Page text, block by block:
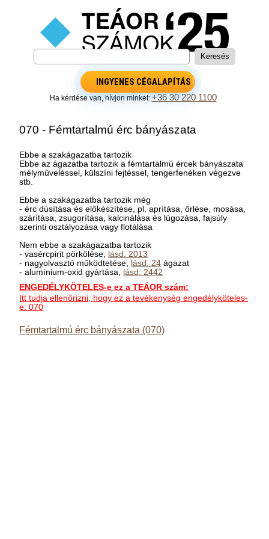
INGYENES CÉGALAPÍTÁS
Ha kérdése van, hívjon minket:+36 30 220 1100
070 - Fémtartalmú érc bányászata
Ebbe a szakágazatba tartozik
Ebbe az ágazatba tartozik a fémtartalmú ércek bányászata
mélyműveléssel, külszíni fejtéssel, tengerfenéken végezve
stb.
Ebbe a szakágazatba tartozik még
- érc dúsítása és előkészítése, pl. aprítása, őrlése, mosása,
szárítása, zsugorítása, kalcinálása és lúgozása, fajsúly
szerinti osztályozása vagy flotálása
Nem ebbe a szakágazatba tartozik
- vasércpirit pörkölése, lásd: 2013
- nagyolvasztó működtetése, lásd: 24 ágazat
- alumínium-oxid gyártása, lásd: 2442
ENGEDÉLYKÖTELES-e ez a TEÁOR szám:
Itt tudja ellenőrizni, hogy ez a tevékenység engedélyköteles-
e: 070
Fémtartalmú érc bányászata (070)